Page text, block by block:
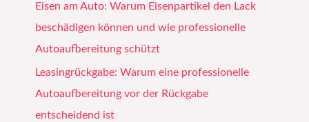
Eisen am Auto: Warum Eisenpartikel den Lack
beschädigen können und wie professionelle
Autoaufbereitung schützt
Leasingrückgabe: Warum eine professionelle
Autoaufbereitung vor der Rückgabe
entscheidend ist